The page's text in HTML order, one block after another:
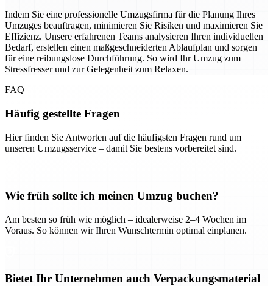
Indem Sie eine professionelle Umzugsfirma für die Planung Ihres
Umzuges beauftragen, minimieren Sie Risiken und maximieren Sie
Effizienz. Unsere erfahrenen Teams analysieren Ihren individuellen
Bedarf, erstellen einen maßgeschneiderten Ablaufplan und sorgen
für eine reibungslose Durchführung. So wird Ihr Umzug zum
Stressfresser und zur Gelegenheit zum Relaxen.
FAQ
Häufig gestellte Fragen
Hier finden Sie Antworten auf die häufigsten Fragen rund um
unseren Umzugsservice – damit Sie bestens vorbereitet sind.
Wie früh sollte ich meinen Umzug buchen?
Am besten so früh wie möglich – idealerweise 2–4 Wochen im
Voraus. So können wir Ihren Wunschtermin optimal einplanen.
Bietet Ihr Unternehmen auch Verpackungsmaterial